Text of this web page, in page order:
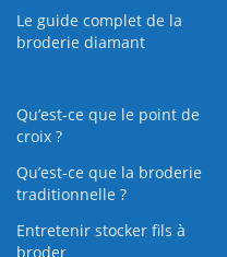
Le guide complet de la
broderie diamant
Qu’est-ce que le point de
croix ?
Qu’est-ce que la broderie
traditionnelle ?
Entretenir stocker fils à
broder